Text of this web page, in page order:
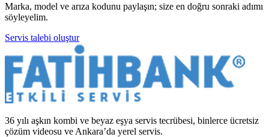
Marka, model ve arıza kodunu paylaşın; size en doğru sonraki adımı
söyleyelim.
Servis talebi oluştur
36 yılı aşkın kombi ve beyaz eşya servis tecrübesi, binlerce ücretsiz
çözüm videosu ve Ankara’da yerel servis.